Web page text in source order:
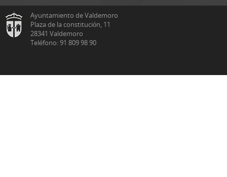
Ayuntamiento de Valdemoro
Plaza de la constitución, 11
28341 Valdemoro
Teléfono: 91 809 98 90